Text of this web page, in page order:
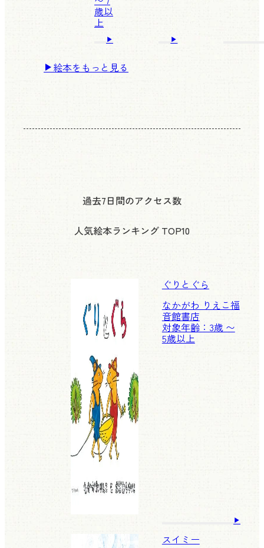
歳以
上
絵本をもっと見る
過去7日間のアクセス数
人気絵本ランキング TOP10
ぐりとぐら
なかがわ りえこ福
音館書店
対象年齢：3歳 〜
5歳以上
スイミー